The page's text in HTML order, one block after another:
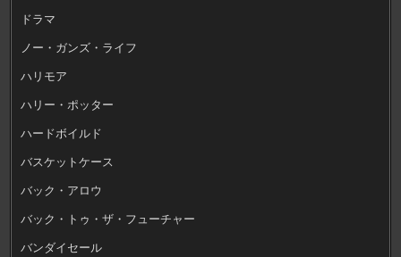
ドラマ
ノー・ガンズ・ライフ
ハリモア
ハリー・ポッター
ハードボイルド
バスケットケース
バック・アロウ
バック・トゥ・ザ・フューチャー
バンダイセール